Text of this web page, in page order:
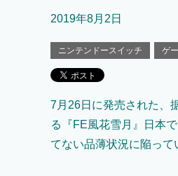
2019年8月2日
ニンテンドースイッチ ゲ
7月26日に発売された、
る『FE風花雪月』日本
てない品薄状況に陥って